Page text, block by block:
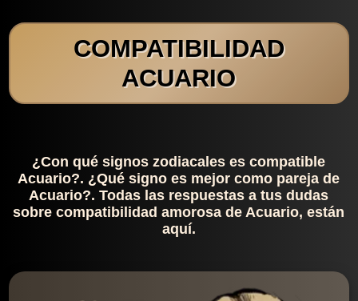
COMPATIBILIDAD
ACUARIO
¿Con qué signos zodiacales es compatible
Acuario?. ¿Qué signo es mejor como pareja de
Acuario?. Todas las respuestas a tus dudas
sobre compatibilidad amorosa de Acuario, están
aquí.